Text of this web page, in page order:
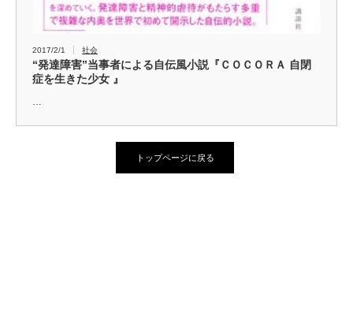
2017/2/1 社会
“発達障害”当事者による自伝風小説『ＣＯＣＯＲＡ 自閉
症を生きた少女 』
トップページに戻る